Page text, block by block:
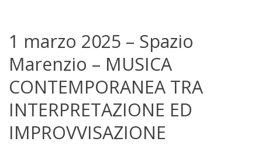
1 marzo 2025 – Spazio
Marenzio – MUSICA
CONTEMPORANEA TRA
INTERPRETAZIONE ED
IMPROVVISAZIONE